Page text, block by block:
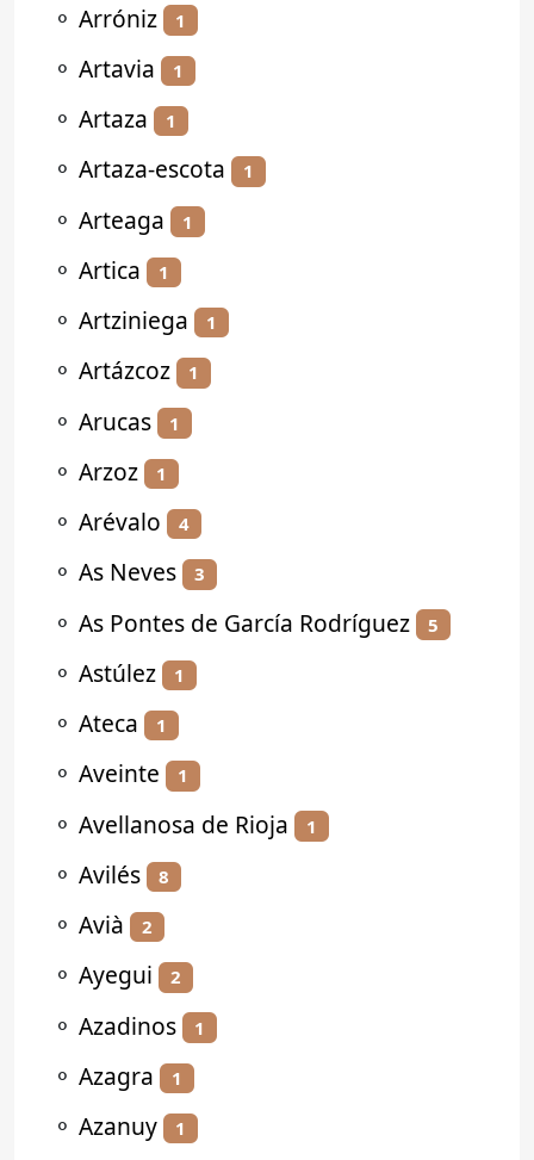
⚬ Arróniz 1
⚬ Artavia 1
⚬ Artaza 1
⚬ Artaza-escota 1
⚬ Arteaga 1
⚬ Artica 1
⚬ Artziniega 1
⚬ Artázcoz 1
⚬ Arucas 1
⚬ Arzoz 1
⚬ Arévalo 4
⚬ As Neves 3
⚬ As Pontes de García Rodríguez 5
⚬ Astúlez 1
⚬ Ateca 1
⚬ Aveinte 1
⚬ Avellanosa de Rioja 1
⚬ Avilés 8
⚬ Avià 2
⚬ Ayegui 2
⚬ Azadinos 1
⚬ Azagra 1
⚬ Azanuy 1